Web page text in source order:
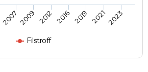
Filstroff
20072009 2012 2016 2019 20212023